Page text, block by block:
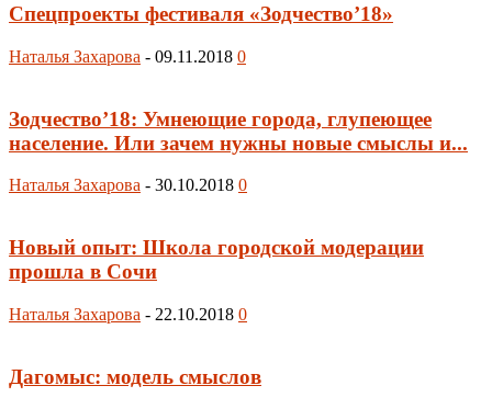
Спецпроекты фестиваля «Зодчество’18»
Наталья Захарова - 09.11.2018 0
Зодчество’18: Умнеющие города, глупеющее
население. Или зачем нужны новые смыслы и...
Наталья Захарова - 30.10.2018 0
Новый опыт: Школа городской модерации
прошла в Сочи
Наталья Захарова - 22.10.2018 0
Дагомыс: модель смыслов